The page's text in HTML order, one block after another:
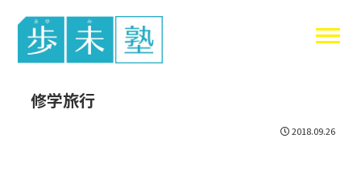
東谷中生の
修学旅行
2018.09.26